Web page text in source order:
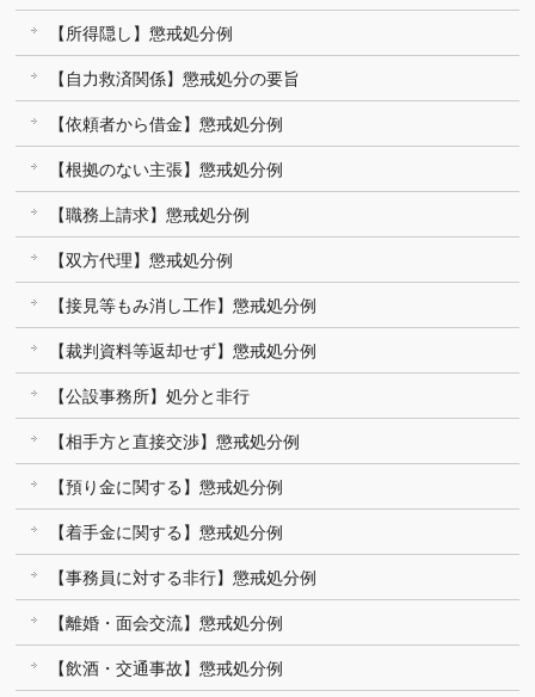
【所得隠し】懲戒処分例
【自力救済関係】懲戒処分の要旨
【依頼者から借金】懲戒処分例
【根拠のない主張】懲戒処分例
【職務上請求】懲戒処分例
【双方代理】懲戒処分例
【接見等もみ消し工作】懲戒処分例
【裁判資料等返却せず】懲戒処分例
【公設事務所】処分と非行
【相手方と直接交渉】懲戒処分例
【預り金に関する】懲戒処分例
【着手金に関する】懲戒処分例
【事務員に対する非行】懲戒処分例
【離婚・面会交流】懲戒処分例
【飲酒・交通事故】懲戒処分例